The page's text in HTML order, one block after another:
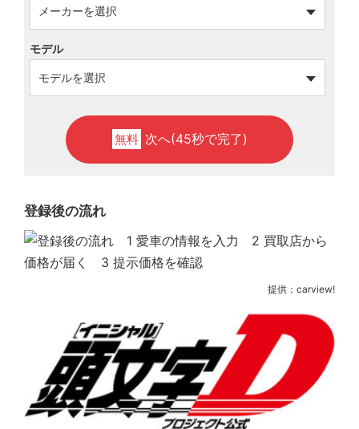
モデル
無料 次へ(45秒で完了)
登録後の流れ
提供：carview!